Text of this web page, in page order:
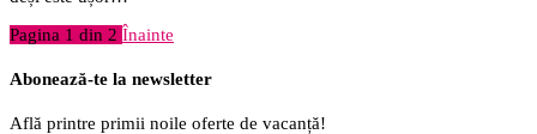
Pagina 1 din 2 Înainte
Abonează-te la newsletter
Află printre primii noile oferte de vacanță!